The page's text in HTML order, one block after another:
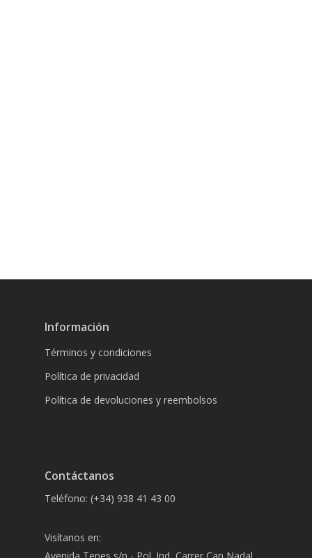
Información
Términos y condiciones
Política de privacidad
Política de devoluciones y reembolsos
Contáctanos
Teléfono: (+34) 938 41 43 00
Visítanos en: